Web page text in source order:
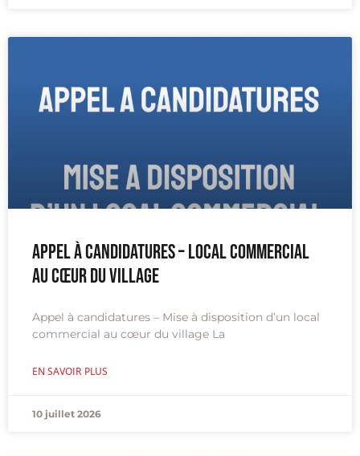
Appel à candidatures – Local commercial
au cœur du village
Appel à candidatures – Mise à disposition d’un local
commercial au cœur du village La
EN SAVOIR PLUS
10 juillet 2026